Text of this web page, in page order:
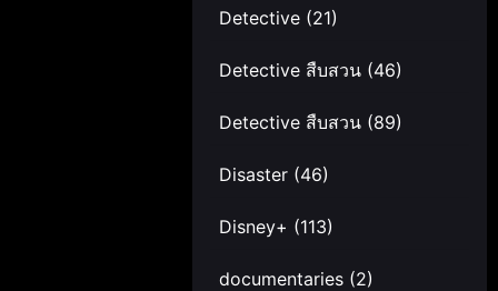
Detective (21)
Detective สืบสวน (46)
Detective สืบสวน (89)
Disaster (46)
Disney+ (113)
documentaries (2)